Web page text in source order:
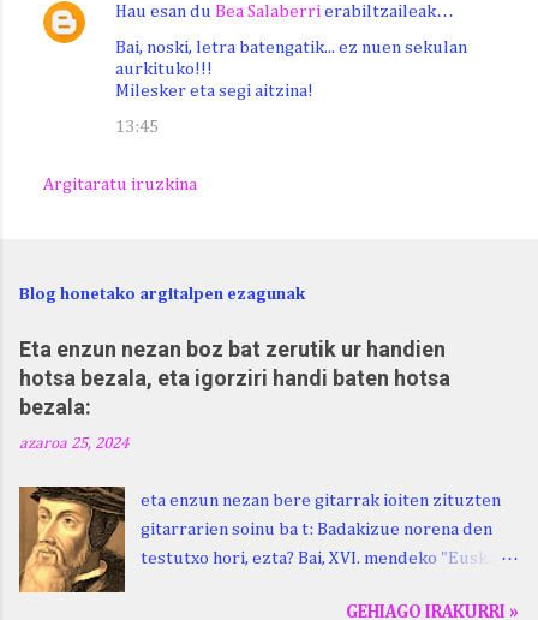
Hau esan du Bea Salaberri erabiltzaileak…
Bai, noski, letra batengatik... ez nuen sekulan
aurkituko!!!
Milesker eta segi aitzina!
13:45
Argitaratu iruzkina
Blog honetako argitalpen ezagunak
Eta enzun nezan boz bat zerutik ur handien
hotsa bezala, eta igorziri handi baten hotsa
bezala:
azaroa 25, 2024
eta enzun nezan bere gitarrak ioiten zituzten
gitarrarien soinu ba t: Badakizue norena den
testutxo hori, ezta? Bai, XVI. mendeko "Euskara
justuri...) hitza berari ikasi genion aspaldixe.
GEHIAGO IRAKURRI »